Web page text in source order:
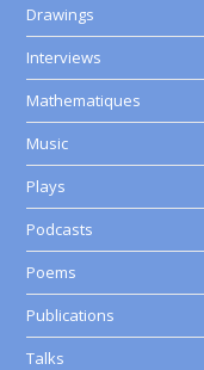
Drawings
Interviews
Mathematiques
Music
Plays
Podcasts
Poems
Publications
Talks